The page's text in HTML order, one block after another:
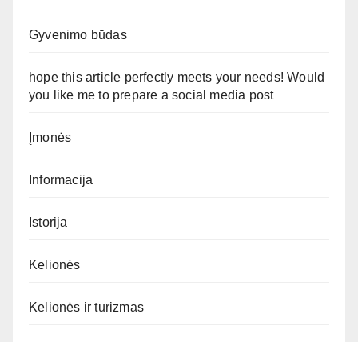
Gyvenimo būdas
hope this article perfectly meets your needs! Would
you like me to prepare a social media post
Įmonės
Informacija
Istorija
Kelionės
Kelionės ir turizmas